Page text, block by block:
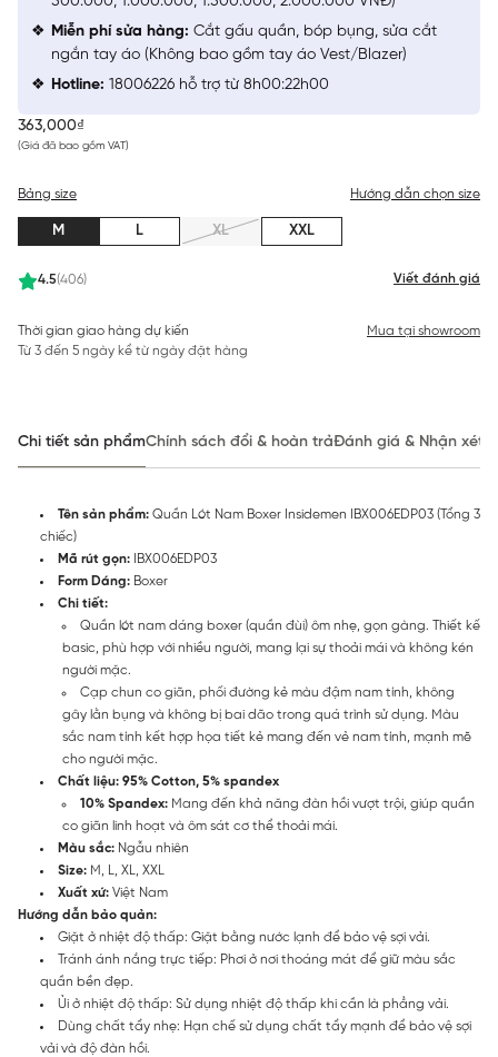
363,000₫
(Giá đã bao gồm VAT)
4.5(406) Viết đánh giá
Bảng size Hướng dẫn chọn size
M L XL XXL
Thời gian giao hàng dự kiến
Từ 3 đến 5 ngày kể từ ngày đặt hàng
Mua tại showroom
Miễn phí sửa hàng: Cắt gấu quần, bóp bụng, sửa cắt
ngắn tay áo (Không bao gồm tay áo Vest/Blazer)
Hotline: 18006226 hỗ trợ từ 8h00:22h00
Chi tiết sản phẩmChính sách đổi & hoàn trảĐánh giá & Nhận xét
Tên sản phẩm: Quần Lót Nam Boxer Insidemen IBX006EDP03 (Tổng 3
chiếc)
Mã rút gọn: IBX006EDP03
Form Dáng: Boxer
Chi tiết:
Quần lót nam dáng boxer (quần đùi) ôm nhẹ, gọn gàng. Thiết kế
basic, phù hợp với nhiều người, mang lại sự thoải mái và không kén
người mặc.
Cạp chun co giãn, phối đường kẻ màu đậm nam tính, không
gây lằn bụng và không bị bai dão trong quá trình sử dụng. Màu
sắc nam tính kết hợp họa tiết kẻ mang đến vẻ nam tính, mạnh mẽ
cho người mặc.
Chất liệu: 95% Cotton, 5% spandex
10% Spandex: Mang đến khả năng đàn hồi vượt trội, giúp quần
co giãn linh hoạt và ôm sát cơ thể thoải mái.
Màu sắc: Ngẫu nhiên
Size: M, L, XL, XXL
Xuất xứ: Việt Nam
Hướng dẫn bảo quản:
Giặt ở nhiệt độ thấp: Giặt bằng nước lạnh để bảo vệ sợi vải.
Tránh ánh nắng trực tiếp: Phơi ở nơi thoáng mát để giữ màu sắc
quần bền đẹp.
Ủi ở nhiệt độ thấp: Sử dụng nhiệt độ thấp khi cần là phẳng vải.
Dùng chất tẩy nhẹ: Hạn chế sử dụng chất tẩy mạnh để bảo vệ sợi
vải và độ đàn hồi.